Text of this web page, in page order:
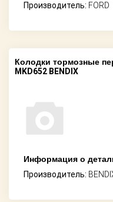
Производитель: FORD
Колодки тормозные
MKD652 BENDIX
Информация о
Производитель: